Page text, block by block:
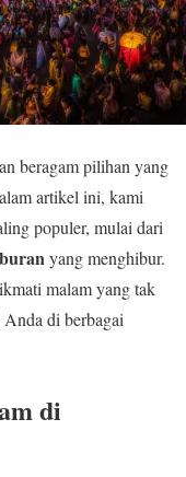
beragam pilihan yang
artikel ini, kami
populer, mulai dari
yang menghibur.
malam yang tak
di berbagai
di